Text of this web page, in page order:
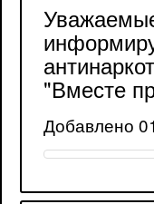
"Вместе
Добавлено